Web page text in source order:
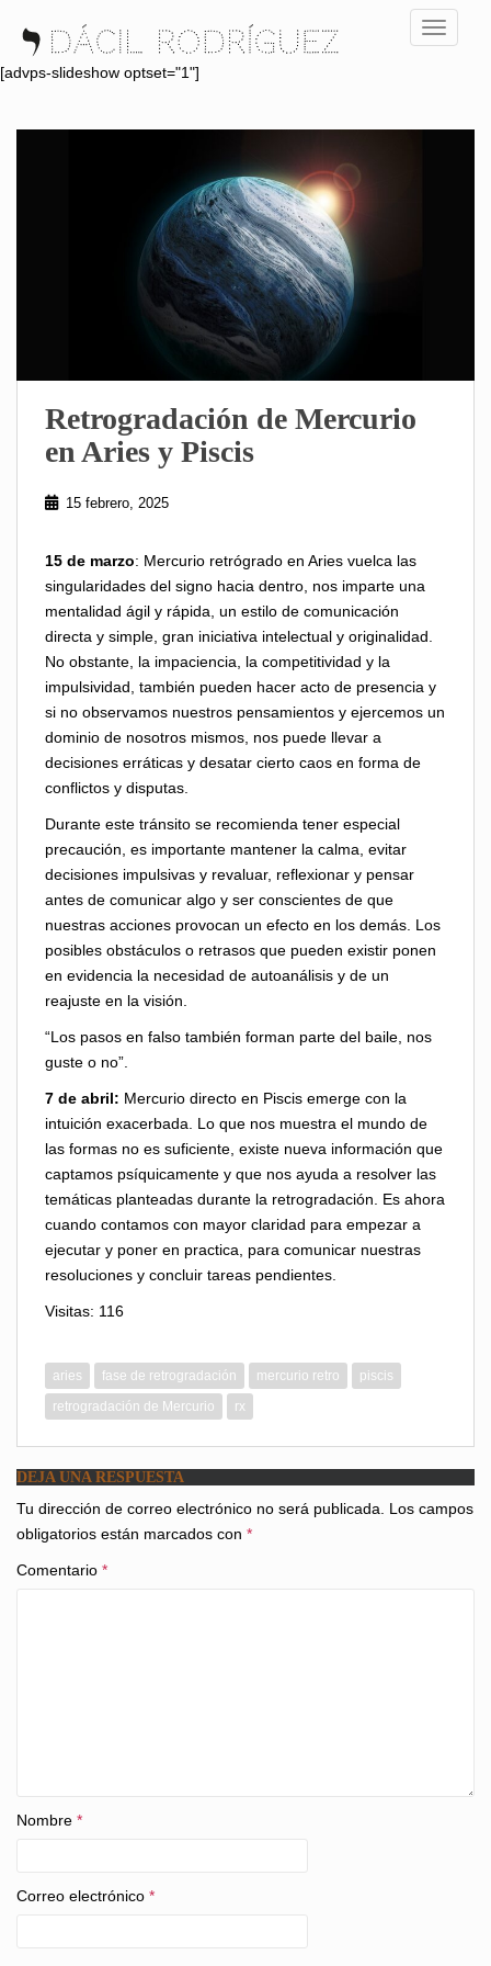
p
[advps-slideshow optset="1"]
Retrogradación de Mercurio
en Aries y Piscis
15 febrero, 2025
15 de marzo: Mercurio retrógrado en Aries vuelca las
singularidades del signo hacia dentro, nos imparte una
mentalidad ágil y rápida, un estilo de comunicación
directa y simple, gran iniciativa intelectual y originalidad.
No obstante, la impaciencia, la competitividad y la
impulsividad, también pueden hacer acto de presencia y
si no observamos nuestros pensamientos y ejercemos un
dominio de nosotros mismos, nos puede llevar a
decisiones erráticas y desatar cierto caos en forma de
conflictos y disputas.
Durante este tránsito se recomienda tener especial
precaución, es importante mantener la calma, evitar
decisiones impulsivas y revaluar, reflexionar y pensar
antes de comunicar algo y ser conscientes de que
nuestras acciones provocan un efecto en los demás. Los
posibles obstáculos o retrasos que pueden existir ponen
en evidencia la necesidad de autoanálisis y de un
reajuste en la visión.
“Los pasos en falso también forman parte del baile, nos
guste o no”.
7 de abril: Mercurio directo en Piscis emerge con la
intuición exacerbada. Lo que nos muestra el mundo de
las formas no es suficiente, existe nueva información que
captamos psíquicamente y que nos ayuda a resolver las
temáticas planteadas durante la retrogradación. Es ahora
cuando contamos con mayor claridad para empezar a
ejecutar y poner en practica, para comunicar nuestras
resoluciones y concluir tareas pendientes.
Visitas: 116
aries fase de retrogradación mercurio retro
piscis
retrogradación de Mercurio
rx
DEJA UNA RESPUESTA
Tu dirección de correo electrónico no será publicada.
Los campos
obligatorios están marcados con *
Comentario *
Nombre *
Correo electrónico *